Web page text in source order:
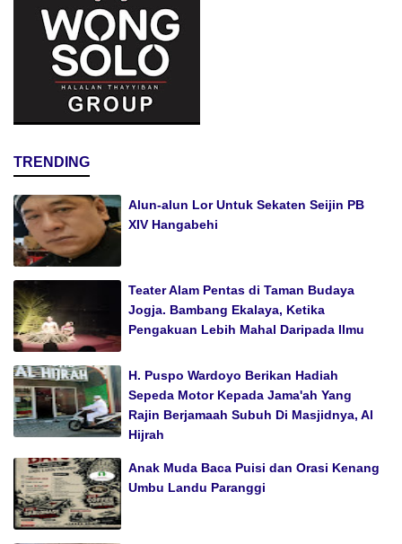
TRENDING
Alun-alun Lor Untuk Sekaten Seijin PB
XIV Hangabehi
Teater Alam Pentas di Taman Budaya
Jogja. Bambang Ekalaya, Ketika
Pengakuan Lebih Mahal Daripada Ilmu
H. Puspo Wardoyo Berikan Hadiah
Sepeda Motor Kepada Jama'ah Yang
Rajin Berjamaah Subuh Di Masjidnya, Al
Hijrah
Anak Muda Baca Puisi dan Orasi Kenang
Umbu Landu Paranggi